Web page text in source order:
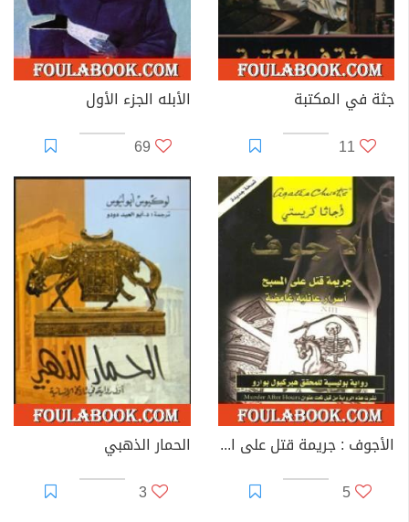
جثة في المكتبة
11
الأبله الجزء الأول
69
الأجوف : جريمة قتل على المسبح أسرار عائلية غامضة
5
الحمار الذهبي
3